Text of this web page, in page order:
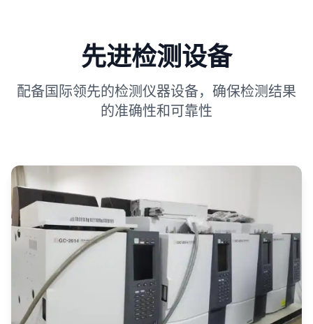
先进检测设备
配备国际领先的检测仪器设备，确保检测结果
的准确性和可靠性